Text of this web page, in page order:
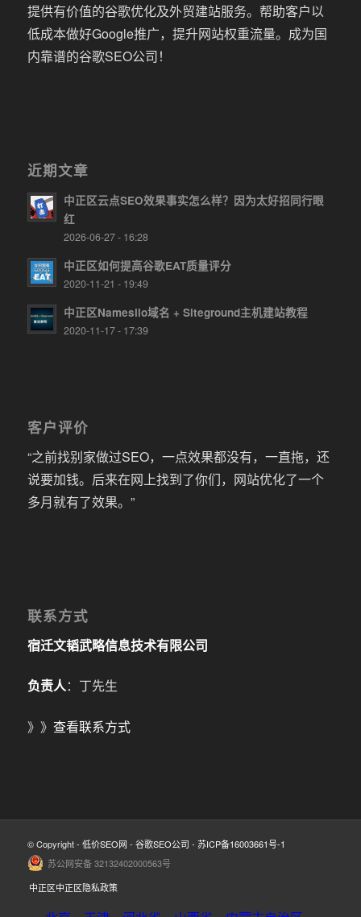
提供有价值的谷歌优化及外贸建站服务。帮助客户以
低成本做好Google推广，提升网站权重流量。成为国
内靠谱的谷歌SEO公司！
近期文章
中正区云点SEO效果事实怎么样？因为太好招同行眼
红
2026-06-27 - 16:28
中正区如何提高谷歌EAT质量评分
2020-11-21 - 19:49
中正区Namesilo域名 + Siteground主机建站教程
2020-11-17 - 17:39
客户评价
“之前找别家做过SEO，一点效果都没有，一直拖，还
说要加钱。后来在网上找到了你们，网站优化了一个
多月就有了效果。”
联系方式
宿迁文韬武略信息技术有限公司
负责人：丁先生
》》 查看联系方式
© Copyright - 低价SEO网 - 谷歌SEO公司 - 苏ICP备16003661号-1
苏公网安备 32132402000563号
中正区中正区隐私政策